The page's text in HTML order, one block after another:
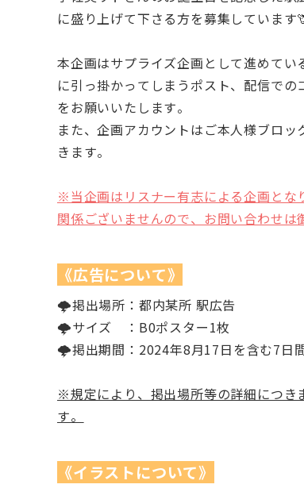
に盛り上げて下さる方を募集しています
本企画はサプライズ企画として進めて
に引っ掛かってしまうポスト、配信で
をお願いいたします。
また、企画アカウントはご本人様ブロ
きます。
※当企画はリスナー有志による企画とな
関係ございませんので、お問い合わせは
《広告について》
🌩️掲出場所：都内某所 駅広告
🌩️サイズ ：B0ポスター1枚
🌩️掲出期間：2024年8月17日を含む7日
※規定により、掲出場所等の詳細につき
す。
《イラストについて》